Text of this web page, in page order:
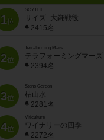
1位
SCYTHE
サイズ -大鎌戦役-
2415名
2位
Terraforming Mars
テラフォーミングマーズ
2394名
3位
Stone Garden
枯山水
2281名
4位
Viticulture
ワイナリーの四季
2272名